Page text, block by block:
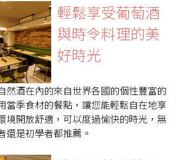
輕鬆享受葡萄酒
與時令料理的美
好時光
然酒在內的來自世界各國的個性豐富的
當季食材的餐點，讓您能輕鬆自在地享
境開放舒適，可以度過愉快的時光，無
還是初學者都推薦。